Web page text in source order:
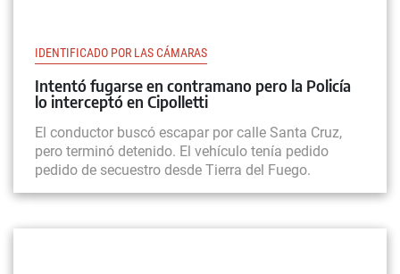
IDENTIFICADO POR LAS CÁMARAS
Intentó fugarse en contramano pero la Policía
lo interceptó en Cipolletti
El conductor buscó escapar por calle Santa Cruz,
pero terminó detenido. El vehículo tenía pedido
pedido de secuestro desde Tierra del Fuego.